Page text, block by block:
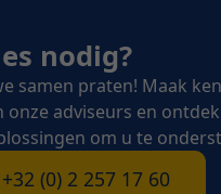
nodig?
samen praten! Maak
onze adviseurs en
om u te
+32 (0) 2 257 17 60